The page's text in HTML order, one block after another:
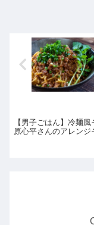
【男子ごはん】冷麺
原心平さんのアレンジ